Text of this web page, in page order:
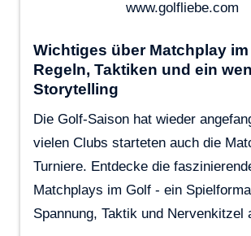
Wichtiges über Matchplay
Regeln, Taktiken und ein
Storytelling
Die Golf-Saison hat wieder
vielen Clubs starteten auch die
Turniere. Entdecke die
Matchplays im Golf - ein
Spannung, Taktik und